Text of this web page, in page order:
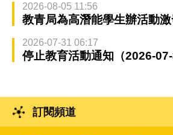
2026-08-05 11:56
教青局為高潛能學生辦活動
2026-07-31 06:17
停止教育活動通知（2026-07-
訂閱頻道